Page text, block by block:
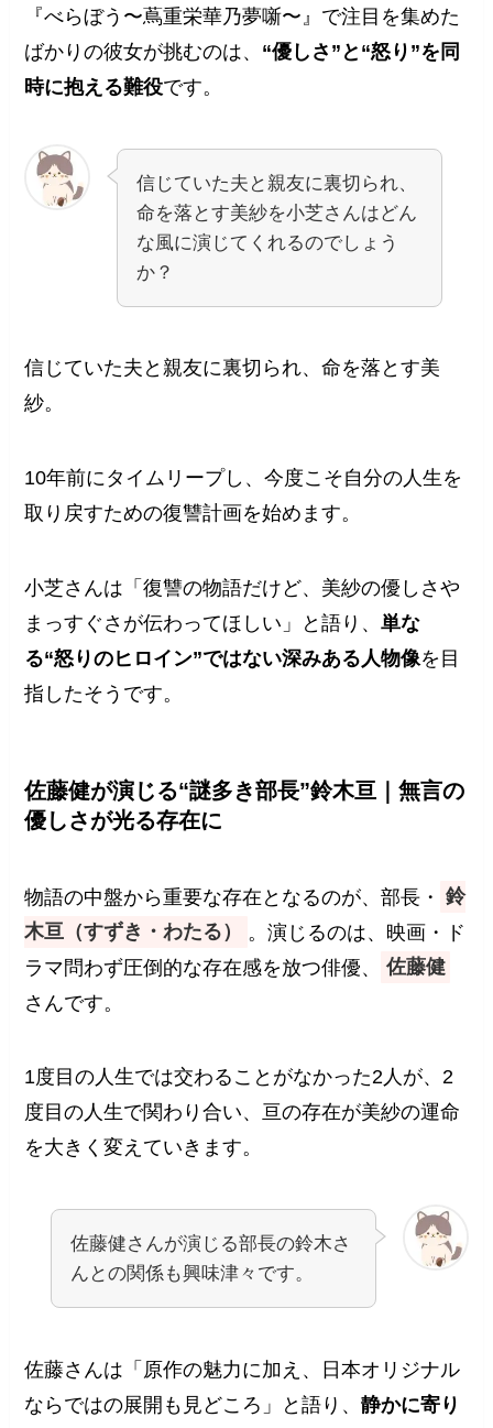
『べらぼう〜蔦重栄華乃夢噺〜』で注目を集めた
ばかりの彼女が挑むのは、 “優しさ”と“怒り”を同
時に抱える難役です。
信じていた夫と親友に裏切られ、
命を落とす美紗を小芝さんはどん
な風に演じてくれるのでしょう
か？
信じていた夫と親友に裏切られ、命を落とす美
紗。
10年前にタイムリープし、今度こそ自分の人生を
取り戻すための復讐計画を始めます。
小芝さんは「復讐の物語だけど、美紗の優しさや
まっすぐさが伝わってほしい」と語り、単な
る“怒りのヒロイン”ではない深みある人物像を目
指したそうです。
佐藤健が演じる“謎多き部長”鈴木亘｜無言の
優しさが光る存在に
物語の中盤から重要な存在となるのが、部長・ 鈴
木亘（すずき・わたる）
。演じるのは、映画・ド
ラマ問わず圧倒的な存在感を放つ俳優、
佐藤健
さんです。
1度目の人生では交わることがなかった2人が、2
度目の人生で関わり合い、亘の存在が美紗の運命
を大きく変えていきます。
佐藤健さんが演じる部長の鈴木さ
んとの関係も興味津々です。
佐藤さんは「原作の魅力に加え、日本オリジナル
ならではの展開も見どころ」と語り、静かに寄り